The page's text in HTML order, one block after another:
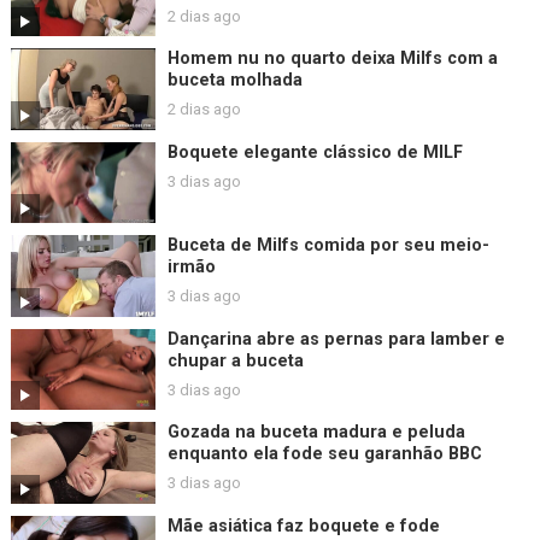
2 dias ago
Homem nu no quarto deixa Milfs com a
buceta molhada
2 dias ago
Boquete elegante clássico de MILF
3 dias ago
Buceta de Milfs comida por seu meio-
irmão
3 dias ago
Dançarina abre as pernas para lamber e
chupar a buceta
3 dias ago
Gozada na buceta madura e peluda
enquanto ela fode seu garanhão BBC
3 dias ago
Mãe asiática faz boquete e fode